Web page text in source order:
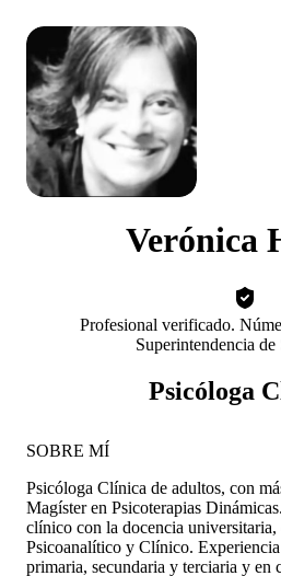
Verónica
Profesional verificado.
Superintendencia
Psicóloga
SOBRE MÍ
Psicóloga Clínica de adultos, con
Magíster en Psicoterapias
clínico con la docencia
Psicoanalítico y Clínico.
primaria, secundaria y terciaria y en